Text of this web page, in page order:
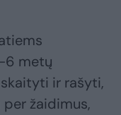
metų
ir rašyti,
žaidimus,